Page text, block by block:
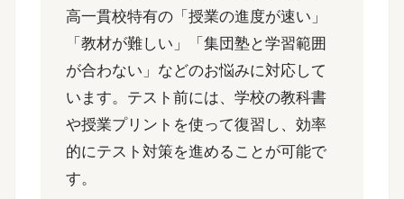
高一貫校特有の「授業の進度が速い」
「教材が難しい」「集団塾と学習範囲
が合わない」などのお悩みに対応して
います。テスト前には、学校の教科書
や授業プリントを使って復習し、効率
的にテスト対策を進めることが可能で
す。